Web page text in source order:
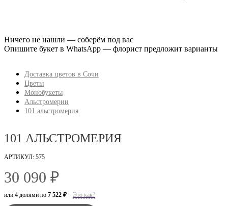
Ничего не нашли — соберём под вас
Опишите букет в WhatsApp — флорист предложит варианты
Доставка цветов в Сочи
Цветы
Монобукеты
Альстромерии
101 альстромерия
101 АЛЬСТРОМЕРИЯ
АРТИКУЛ: 575
30 090 ₽
или 4 долями по 7 522 ₽ Это как?